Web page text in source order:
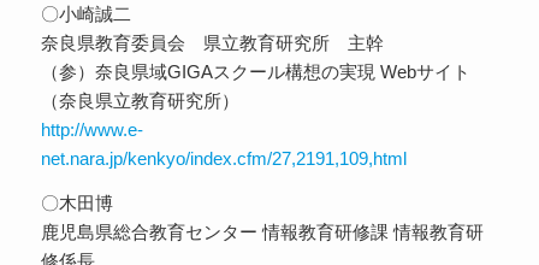
〇小崎誠二
奈良県教育委員会 県立教育研究所 主幹
（参）奈良県域GIGAスクール構想の実現 Webサイト
（奈良県立教育研究所）
http://www.e-
net.nara.jp/kenkyo/index.cfm/27,2191,109,html
〇木田博
鹿児島県総合教育センター 情報教育研修課 情報教育研
修係長